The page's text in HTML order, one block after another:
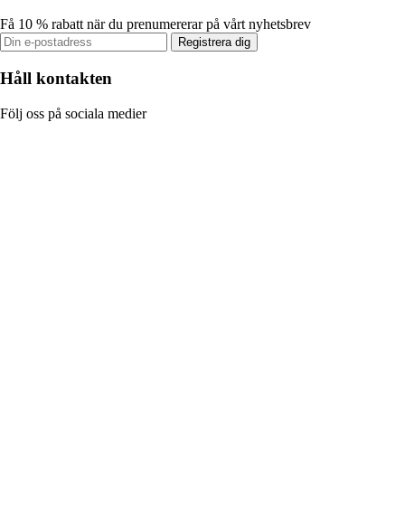
Få 10 % rabatt när du prenumererar på vårt nyhetsbrev
Registrera dig
Håll kontakten
Följ oss på sociala medier